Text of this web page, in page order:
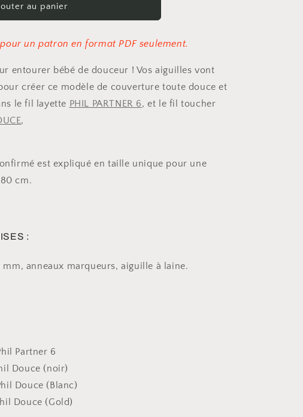
au panier
un patron en format PDF seulement.
entourer bébé de douceur ! Vos aiguilles vont
créer ce modèle de couverture toute douce et
le fil layette PHIL PARTNER 6, et le fil toucher
,
est expliqué en taille unique pour une
cm.
:
anneaux marqueurs, aiguille à laine.
Partner 6
Douce (noir)
Douce (Blanc)
Douce (Gold)